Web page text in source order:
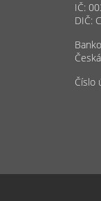
IČ:
DIČ:
Číslo